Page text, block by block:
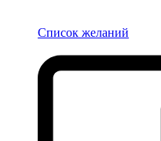
Список желаний